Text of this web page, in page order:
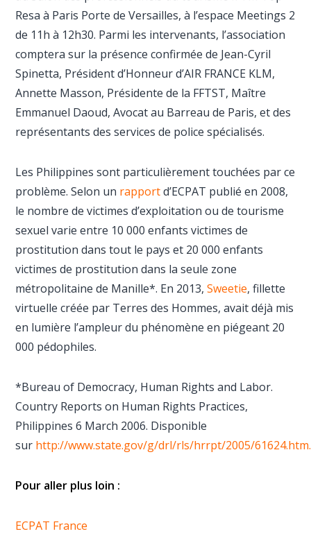
Resa à Paris Porte de Versailles, à l’espace Meetings 2
de 11h à 12h30. Parmi les intervenants, l’association
comptera sur la présence confirmée de Jean-Cyril
Spinetta, Président d’Honneur d’AIR FRANCE KLM,
Annette Masson, Présidente de la FFTST, Maître
Emmanuel Daoud, Avocat au Barreau de Paris, et des
représentants des services de police spécialisés.
Les Philippines sont particulièrement touchées par ce
problème. Selon un rapport d’ECPAT publié en 2008,
le nombre de victimes d’exploitation ou de tourisme
sexuel varie entre 10 000 enfants victimes de
prostitution dans tout le pays et 20 000 enfants
victimes de prostitution dans la seule zone
métropolitaine de Manille*. En 2013,Sweetie, fillette
virtuelle créée par Terres des Hommes, avait déjà mis
en lumière l’ampleur du phénomène en piégeant 20
000 pédophiles.
*Bureau of Democracy, Human Rights and Labor.
Country Reports on Human Rights Practices,
Philippines 6 March 2006. Disponible
sur http://www.state.gov/g/drl/rls/hrrpt/2005/61624.htm.
Pour aller plus loin :
ECPAT France